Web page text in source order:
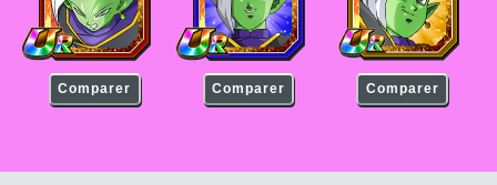
Comparer Comparer Comparer